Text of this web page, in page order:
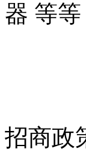
器 等等
招商政